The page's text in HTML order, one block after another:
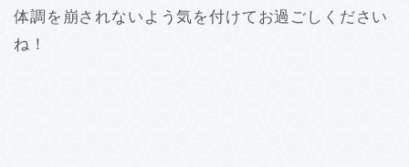
体調を崩されないよう気を付けてお過ごしください
ね！